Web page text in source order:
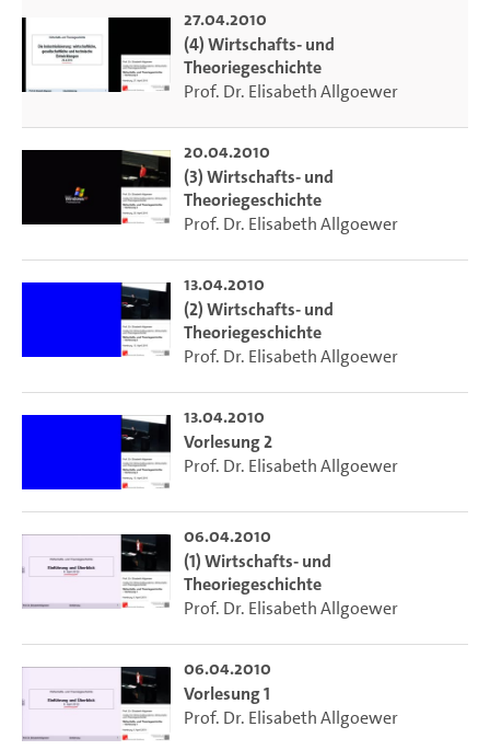
27.04.2010
(4) Wirtschafts- und
Theoriegeschichte
Prof. Dr. Elisabeth Allgoewer
20.04.2010
(3) Wirtschafts- und
Theoriegeschichte
Prof. Dr. Elisabeth Allgoewer
13.04.2010
(2) Wirtschafts- und
Theoriegeschichte
Prof. Dr. Elisabeth Allgoewer
13.04.2010
Vorlesung 2
Prof. Dr. Elisabeth Allgoewer
06.04.2010
(1) Wirtschafts- und
Theoriegeschichte
Prof. Dr. Elisabeth Allgoewer
06.04.2010
Vorlesung 1
Prof. Dr. Elisabeth Allgoewer